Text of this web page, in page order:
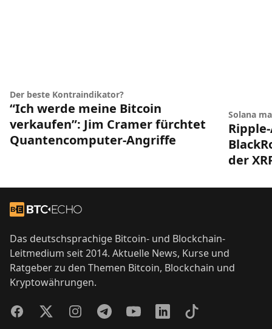
Der beste Kontraindikator?
“Ich werde meine Bitcoin
verkaufen”: Jim Cramer fürchtet
Quantencomputer-Angriffe
Solana
der
Zur Startseite
Das deutschsprachige Bitcoin- und Blockchain-
Leitmedium seit 2014. Aktuelle News, Kurse und
Ratgeber zu den Themen Bitcoin, Blockchain und
Kryptowährungen.
FacebookTwitterInstagramTelegramYouTubeLinkedInTikTok